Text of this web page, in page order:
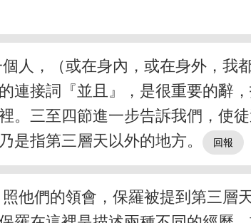
人，（或在身內，或在身外，我
連接詞『並且』，是很重要的辭
。三至四節進一步告訴我們，使
是指第三層天以外的地方。
他們的領會，保羅被提到第三層